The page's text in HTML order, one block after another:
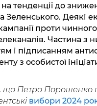
тенденції до
Деякі
проти
Частина з
і підписанням
з особистої
що Петро Порошенко
вибори 2024